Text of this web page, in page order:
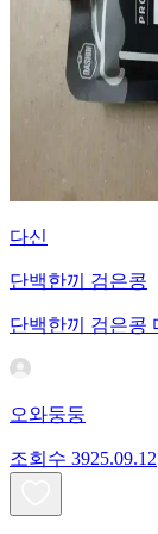
다신
단백한끼 검은콩
단백한끼 검은콩
오와둥둥
조회수 3925.09.12